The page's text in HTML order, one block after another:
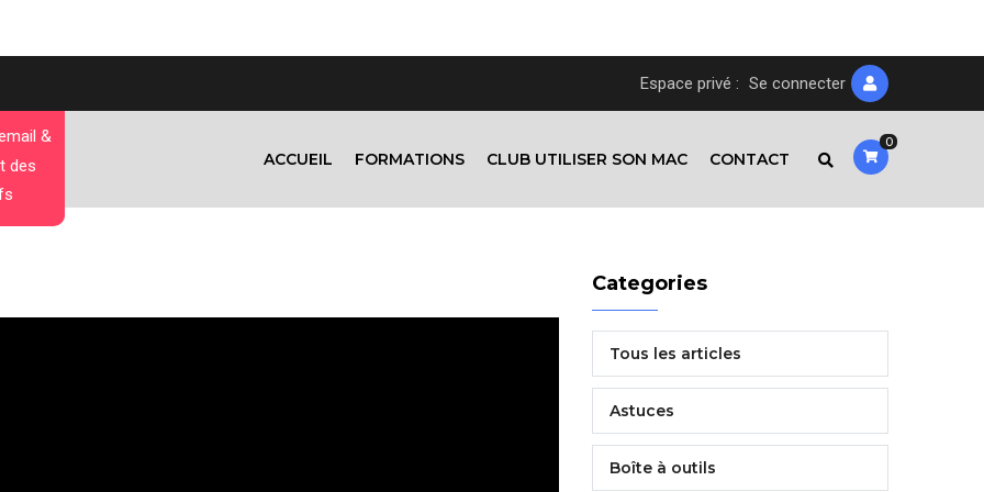
Espace privé : Se connecter
ACCUEIL FORMATIONS CLUB UTILISER SON MAC CONTACT
&
des
0
Categories
Tous les articles
Astuces
Boîte à outils